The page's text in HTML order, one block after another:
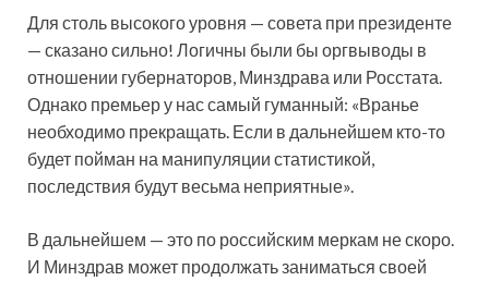
Для столь высокого уровня — совета при президенте
— сказано сильно! Логичны были бы оргвыводы в
отношении губернаторов, Минздрава или Росстата.
Однако премьер у нас самый гуманный: «Вранье
необходимо прекращать. Если в дальнейшем кто-то
будет пойман на манипуляции статистикой,
последствия будут весьма неприятные».
В дальнейшем — это по российским меркам не скоро.
И Минздрав может продолжать заниматься своей